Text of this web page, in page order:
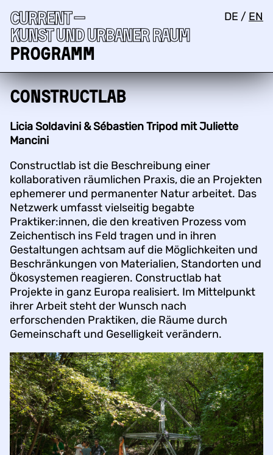
Current —
Kunst und urbaner Raum
Programm
DE / EN
Constructlab
Licia Soldavini & Sébastien Tripod mit Juliette
Mancini
Constructlab ist die Beschreibung einer
kollaborativen räumlichen Praxis, die an Projekten
ephemerer und permanenter Natur arbeitet. Das
Netzwerk umfasst vielseitig begabte
Praktiker:innen, die den kreativen Prozess vom
Zeichentisch ins Feld tragen und in ihren
Gestaltungen achtsam auf die Möglichkeiten und
Beschränkungen von Materialien, Standorten und
Ökosystemen reagieren. Constructlab hat
Projekte in ganz Europa realisiert. Im Mittelpunkt
ihrer Arbeit steht der Wunsch nach
erforschenden Praktiken, die Räume durch
Gemeinschaft und Geselligkeit verändern.